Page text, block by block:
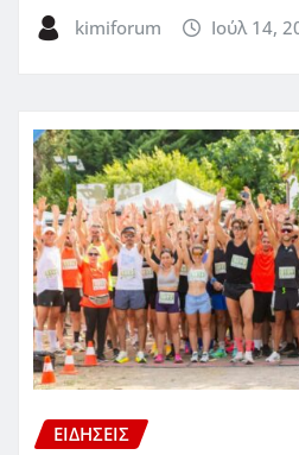
kimiforum Ιούλ 14,
ΕΙΔΗΣΕΙΣ